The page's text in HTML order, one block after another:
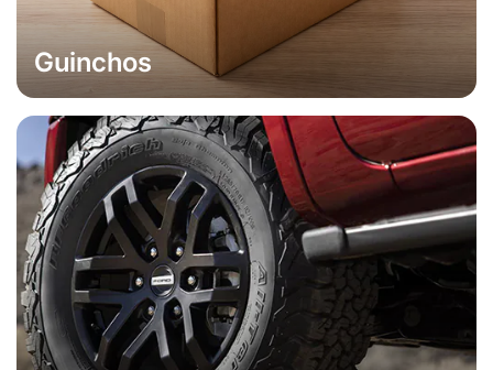
Guinchos